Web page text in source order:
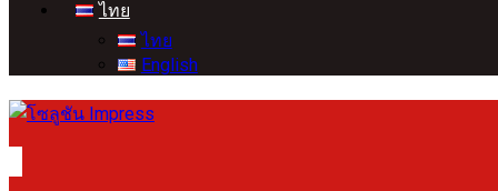
ไทย
ไทย
English